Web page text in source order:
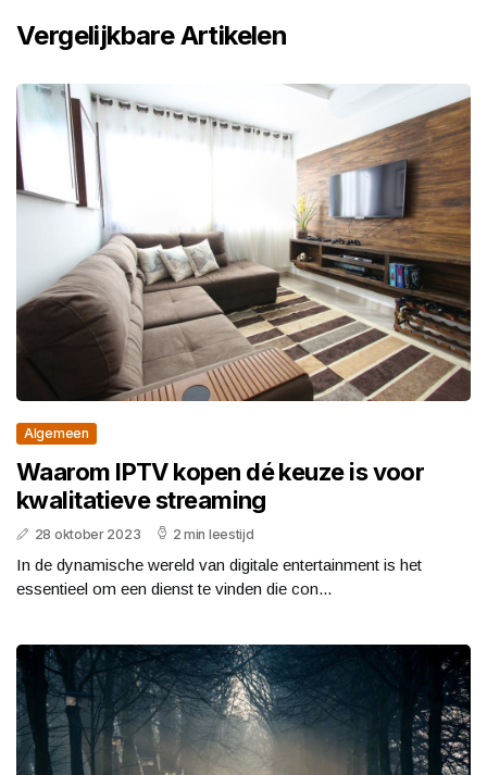
Vergelijkbare Artikelen
Algemeen
Waarom IPTV kopen dé keuze is voor
kwalitatieve streaming
28 oktober 2023 2 min leestijd
In de dynamische wereld van digitale entertainment is het
essentieel om een dienst te vinden die con...